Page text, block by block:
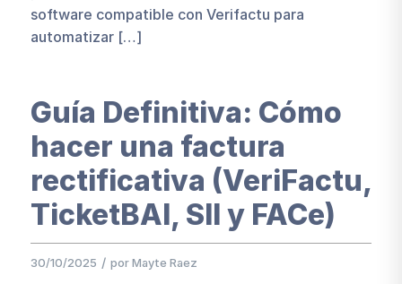
software compatible con Verifactu para
automatizar […]
Guía Definitiva: Cómo
hacer una factura
rectificativa (VeriFactu,
TicketBAI, SII y FACe)
30/10/2025 / porMayte Raez